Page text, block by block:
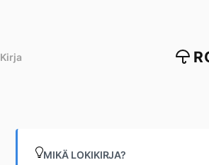
Kirja
MIKÄ LOKIKIRJA?